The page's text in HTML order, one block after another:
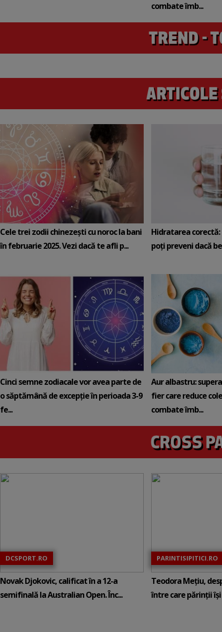
combate îmb...
Cele trei zodii chinezești cu noroc la bani
în februarie 2025. Vezi dacă te afli p...
Hidratarea corectă:
poți preveni dacă
Cinci semne zodiacale vor avea parte de
o săptămână de excepție în perioada 3-9
fe...
Aur albastru:
fier care reduce
combate îmb...
DCSPORT.RO
Novak Djokovic, calificat în a 12-a
semifinală la Australian Open. Înc...
PARINTISIPITICI.RO
Teodora Mețiu,
între care părinții își